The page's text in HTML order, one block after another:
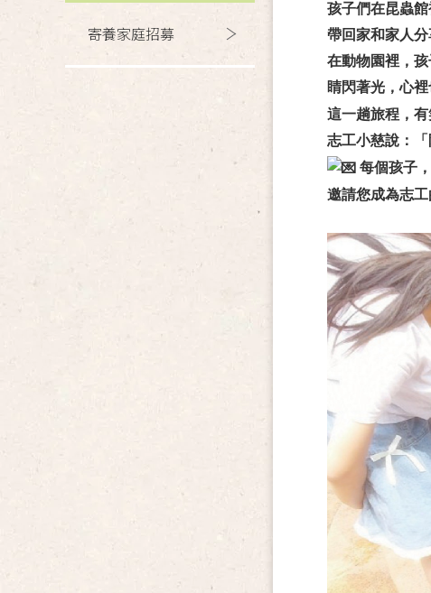
寄養家庭招募
孩子們在昆蟲
帶回家和家人分
在動物園裡，
睛閃著光，心
這一趟旅程，
志工小慈說：
每個孩子
邀請您成為志